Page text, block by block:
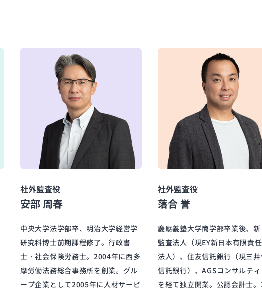
社外監査役
安部 周春
中央大学法学部卒、明治大学経営学
研究科博士前期課程修了。行政書
士・社会保険労務士。2004年に西多
摩労働法務総合事務所を創業。グル
ープ企業として2005年に人材サービ
社外監査役
落合 誉
慶應義塾大学商学部卒業後、
監査法人（現EY新日本有限責
法人）、住友信託銀行（現三
信託銀行）、AGSコンサルテ
を経て独立開業。公認会計士